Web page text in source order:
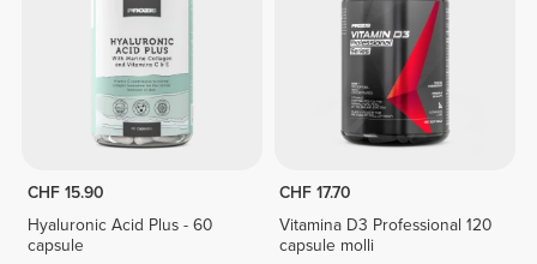
CHF 15.90
Hyaluronic Acid Plus - 60
capsule
CHF 17.70
Vitamina D3 Professional 120
capsule molli